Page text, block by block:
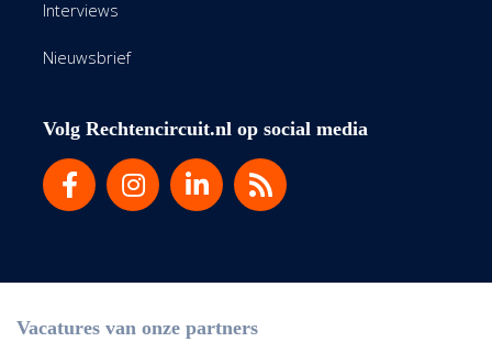
Interviews
Nieuwsbrief
Volg Rechtencircuit.nl op social media
Vacatures van onze partners